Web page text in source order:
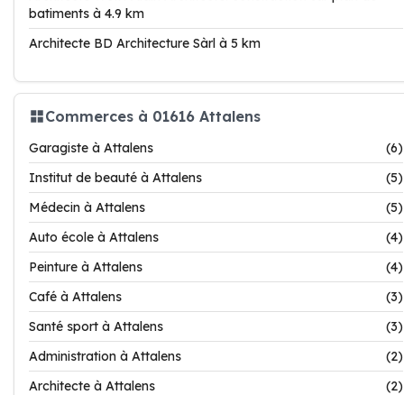
batiments à 4.9 km
Architecte BD Architecture Sàrl à 5 km
Commerces à 01616 Attalens
Garagiste à Attalens
(6)
Institut de beauté à Attalens
(5)
Médecin à Attalens
(5)
Auto école à Attalens
(4)
Peinture à Attalens
(4)
Café à Attalens
(3)
Santé sport à Attalens
(3)
Administration à Attalens
(2)
Architecte à Attalens
(2)